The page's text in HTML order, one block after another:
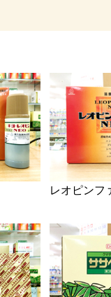
レオピンフ